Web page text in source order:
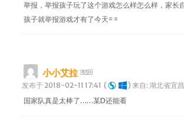
举报，举报孩子玩了这个游戏怎么样怎么样，家长
孩子就举报游戏才有了今天= =
小小艾拉
发布于 2018-02-11 17:41 ( ) 来自: 湖北省宜
国家队真是太棒了……某D还能看